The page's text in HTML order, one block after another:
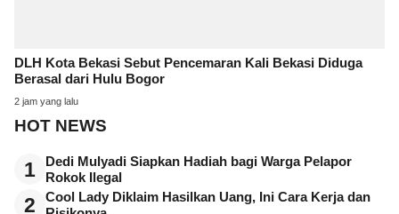
DLH Kota Bekasi Sebut Pencemaran Kali Bekasi Diduga
Berasal dari Hulu Bogor
2 jam yang lalu
HOT NEWS
1
Dedi Mulyadi Siapkan Hadiah bagi Warga Pelapor
Rokok Ilegal
2
Cool Lady Diklaim Hasilkan Uang, Ini Cara Kerja dan